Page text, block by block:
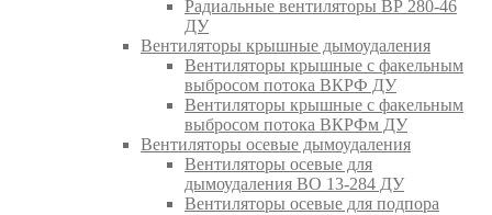
Радиальные вентиляторы ВР 280-46
ДУ
Вентиляторы крышные дымоудаления
Вентиляторы крышные с факельным
выбросом потока ВКРФ ДУ
Вентиляторы крышные с факельным
выбросом потока ВКРФм ДУ
Вентиляторы осевые дымоудаления
Вентиляторы осевые для
дымоудаления ВО 13-284 ДУ
Вентиляторы осевые для подпора